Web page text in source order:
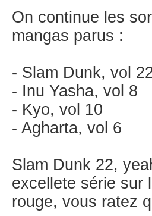
On continue les
mangas parus :
- Slam Dunk, vol
- Inu Yasha, vol 8
- Kyo, vol 10
- Agharta, vol 6
Slam Dunk 22,
excellete série sur
rouge, vous ratez